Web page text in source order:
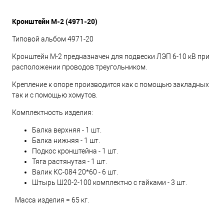
Кронштейн М-2 (4971-20)
Типовой альбом 4971-20
Кронштейн М-2 предназначен для подвески ЛЭП 6-10 кВ при
расположении проводов треугольником.
Крепление к опоре производится как с помощью закладных
так и с помощью хомутов.
Комплектность изделия:
Балка верхняя - 1 шт.
Балка нижняя - 1 шт.
Подкос кронштейна - 1 шт.
Тяга растянутая - 1 шт.
Валик КС-084 20*60 - 6 шт.
Штырь Ш20-2-100 комплектно с гайками - 3 шт.
Масса изделия = 65 кг.